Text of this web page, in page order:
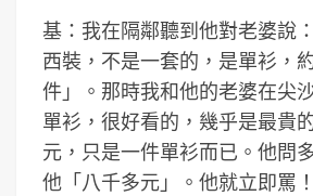
基：我在隔鄰聽到他對老婆說
西裝，不是一套的，是單衫，
件」。那時我和他的老婆在尖
單衫，很好看的，幾乎是最貴
元，只是一件單衫而已。他問
他「八千多元」。他就立即罵！